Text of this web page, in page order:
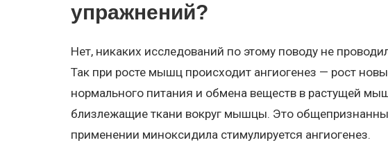
упражнений?
Нет, никаких исследований по этому поводу не
Так при росте мышц происходит ангиогенез — рост
нормального питания и обмена веществ в растущей
близлежащие ткани вокруг мышцы. Это
применении миноксидила стимулируется ангиогенез.